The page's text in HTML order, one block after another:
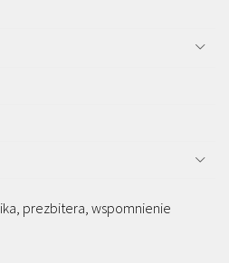
prezbitera, wspomnienie